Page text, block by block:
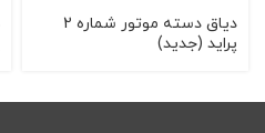
دیاق دسته موتور شماره 2
پراید (جدید)